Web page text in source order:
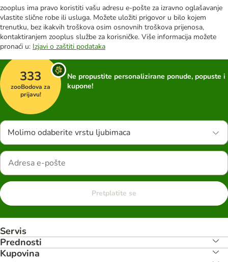
zooplus ima pravo koristiti vašu adresu e-pošte za izravno oglašavanje
vlastite slične robe ili usluga. Možete uložiti prigovor u bilo kojem
trenutku, bez ikakvih troškova osim osnovnih troškova prijenosa,
kontaktiranjem zooplus službe za korisničke. Više informacija možete
pronaći u: Izjavi o zaštiti podataka
333
zooBodova za
prijavu!
Ne propustite personalizirane ponude, popuste i
kupone!
Molimo odaberite vrstu ljubimaca
Pretplatite se
Servis
Prednosti
Kupovina